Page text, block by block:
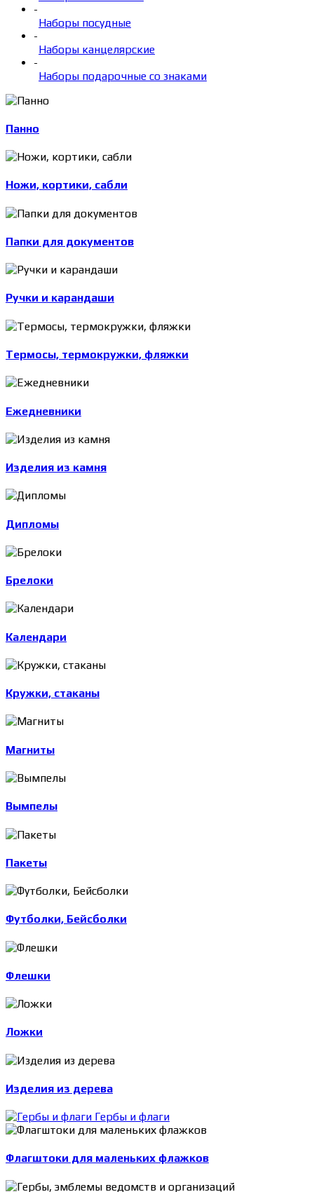
-
Наборы посудные
-
Наборы канцелярские
-
Наборы подарочные со знаками
Панно
Ножи, кортики, сабли
Папки для документов
Ручки и карандаши
Термосы, термокружки, фляжки
Ежедневники
Изделия из камня
Дипломы
Брелоки
Календари
Кружки, стаканы
Магниты
Вымпелы
Пакеты
Футболки, Бейсболки
Флешки
Ложки
Изделия из дерева
Гербы и флаги
Флагштоки для маленьких флажков